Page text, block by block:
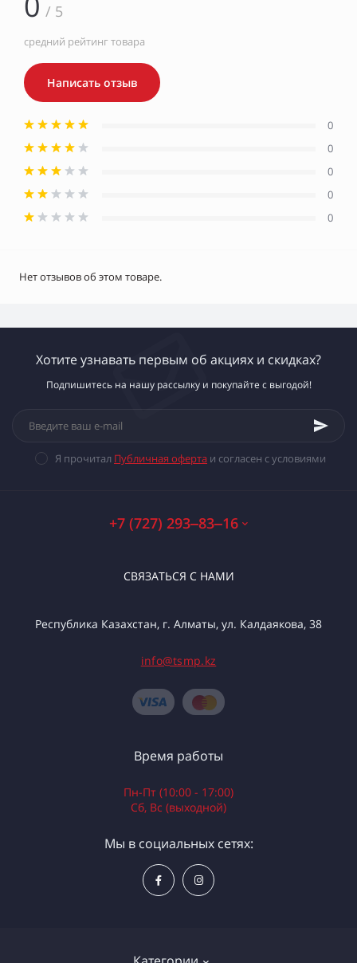
/ 5
средний рейтинг товара
Написать отзыв
0
0
0
0
0
Нет отзывов об этом товаре.
Хотите узнавать первым об акциях и скидках?
Подпишитесь на нашу рассылку и покупайте с выгодой!
Я прочитал Публичная оферта и согласен с условиями
+7 (727) 293‒83‒16
СВЯЗАТЬСЯ С НАМИ
Республика Казахстан, г. Алматы, ул. Калдаякова, 38
info@tsmp.kz
Время работы
Пн-Пт (10:00 - 17:00)
Сб, Вс (выходной)
Мы в социальных сетях: